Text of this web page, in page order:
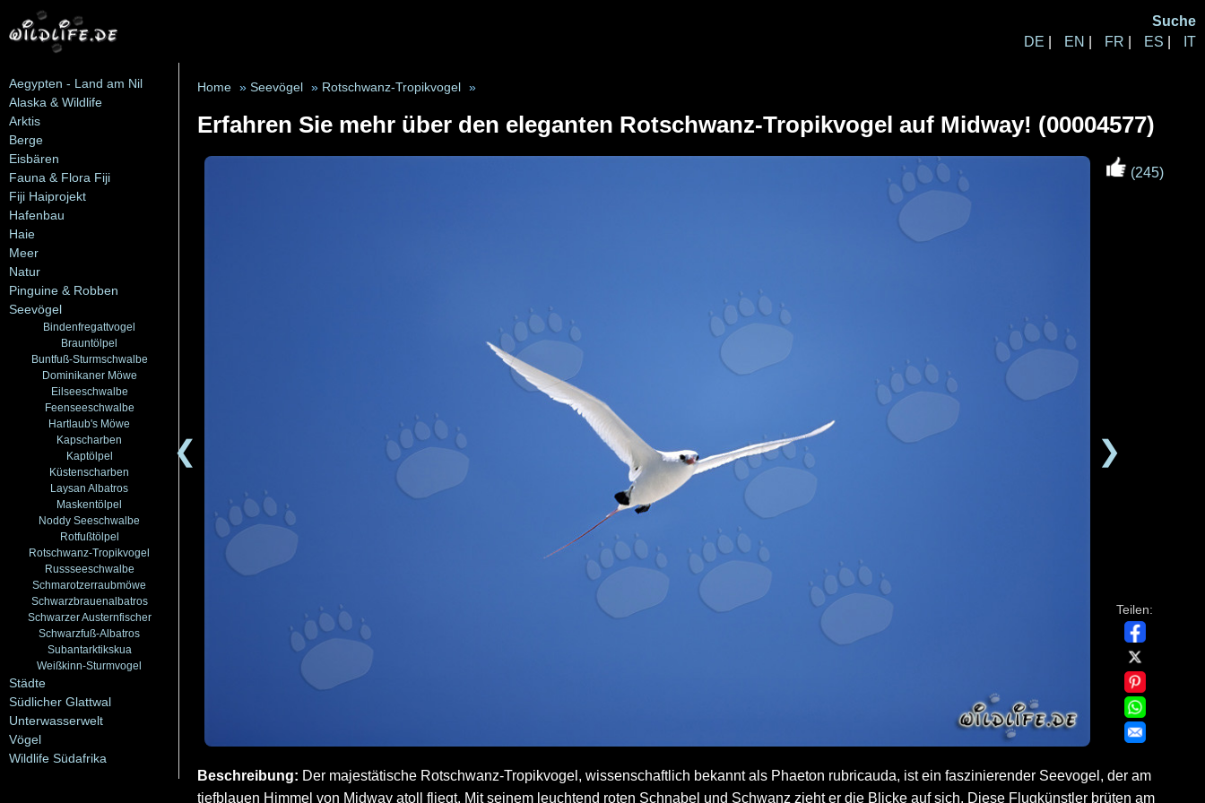
Suche
DE
EN FR ES IT
Aegypten - Land am Nil
Alaska & Wildlife
Arktis
Berge
Eisbären
Fauna & Flora Fiji
Fiji Haiprojekt
Hafenbau
Haie
Meer
Natur
Pinguine & Robben
Seevögel
Bindenfregattvogel
Brauntölpel
Buntfuß-Sturmschwalbe
Dominikaner Möwe
Eilseeschwalbe
Feenseeschwalbe
Hartlaub's Möwe
Kapscharben
Kaptölpel
Küstenscharben
Laysan Albatros
Maskentölpel
Noddy Seeschwalbe
Rotfußtölpel
Rotschwanz-Tropikvogel
Russseeschwalbe
Schmarotzerraubmöwe
Schwarzbrauenalbatros
Schwarzer Austernfischer
Schwarzfuß-Albatros
Subantarktikskua
Weißkinn-Sturmvogel
Städte
Südlicher Glattwal
Unterwasserwelt
Vögel
Wildlife Südafrika
Home » Seevögel » Rotschwanz-Tropikvogel »
Erfahren Sie mehr über den eleganten Rotschwanz-Tropikvogel auf Midway! (00004577)
❮ ❯
(245)
Teilen:
Beschreibung: Der majestätische Rotschwanz-Tropikvogel, wissenschaftlich bekannt als Phaeton rubricauda, ist ein faszinierender Seevogel, der am
tiefblauen Himmel von Midway atoll fliegt. Mit seinem leuchtend roten Schnabel und Schwanz zieht er die Blicke auf sich. Diese Flugkünstler brüten am